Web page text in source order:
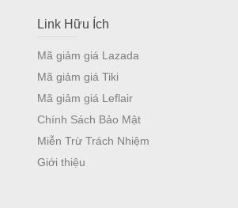
Link Hữu Ích
Mã giảm giá Lazada
Mã giảm giá Tiki
Mã giảm giá Leflair
Chính Sách Bảo Mật
Miễn Trừ Trách Nhiệm
Giới thiệu